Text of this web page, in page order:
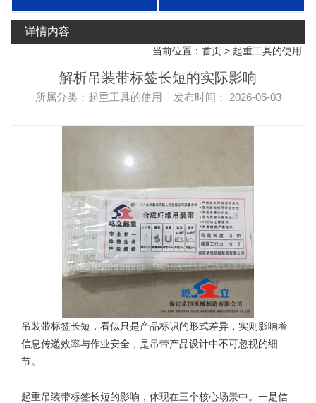
详情内容
当前位置： 首页 > 起重工具的使用
解析吊装带标签长短的实际影响
所属分类：起重工具的使用 发布时间： 2026-06-03
吊装带标签长短，看似只是产品标识的形式差异，实则影响着
信息传递效率与作业安全，是吊带产品设计中不可忽视的细
节。
起重吊装带标签长短的影响，体现在三个核心场景中。一是信